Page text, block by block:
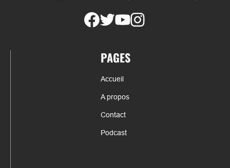
PAGES
Accueil
A propos
Contact
Podcast